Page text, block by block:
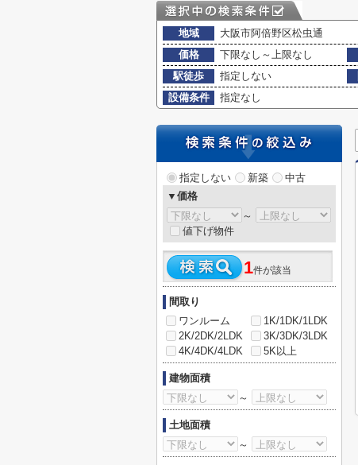
地域
大阪市阿倍野区松虫通
価格
下限なし～上限なし
駅徒歩
指定しない
設備条件
指定なし
指定しない 新築
中古
▼価格
～
値下げ物件
1件が該当
間取り
ワンルーム
1K/1DK/1LDK
2K/2DK/2LDK
3K/3DK/3LDK
4K/4DK/4LDK
5K以上
建物面積
～
土地面積
～